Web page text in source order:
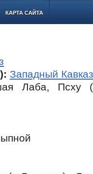
КАРТА САЙТА
Западный Кавказ
Лаба, Псху